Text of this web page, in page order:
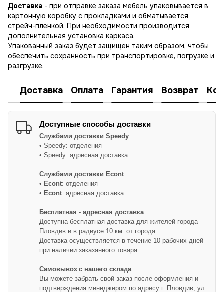
Доставка - при отправке заказа мебель упаковывается в
картонную коробку с прокладками и обматывается
стрейч-пленкой. При необходимости производится
дополнительная установка каркаса.
Упакованный заказ будет защищен таким образом, чтобы
обеспечить сохранность при транспортировке, погрузке и
разгрузке.
Доставка Оплата Гарантия Возврат
Доступные способы доставки
Службами доставки Speedy
• Speedy: отделения
• Speedy: адресная доставка
Службами доставки Econt
• Econt: отделения
• Econt: адресная доставка
Бесплатная - адресная доставка
Доступна бесплатная доставка для жителей города
Пловдив и в радиусе 10 км. от города.
Доставка осуществляется в течение 10 рабочих дней
при наличии заказанного товара.
Самовывоз с нашего склада
Вы можете забрать свой заказ после оформления и
подтверждения менеджером по адресу г. Пловдив, ул.